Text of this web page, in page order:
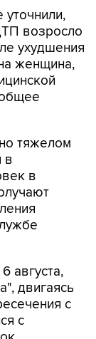
ухудшения
женщина,
тяжелом
в
с
с
на нем